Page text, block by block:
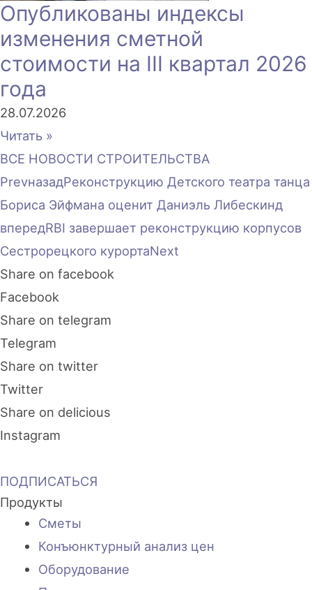
Опубликованы индексы
изменения сметной
стоимости на III квартал 2026
года
28.07.2026
Читать »
ВСЕ НОВОСТИ СТРОИТЕЛЬСТВА
PrevназадРеконструкцию Детского театра танца
Бориса Эйфмана оценит Даниэль Либескинд
впередRBI завершает реконструкцию корпусов
Сестрорецкого курортаNext
Share on facebook
Facebook
Share on telegram
Telegram
Share on twitter
Twitter
Share on delicious
Instagram
ПОДПИСАТЬСЯ
Продукты
Сметы
Конъюнктурный анализ цен
Оборудование